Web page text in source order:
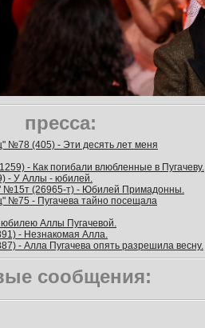
пресса:
№78 (405) - Эти десять лет меня
- Как погибали влюбленные в Пугачеву.
- У Аллы - юбилей.
№15т (26965-т) - Юбилей Примадонны.
№75 - Пугачева тайно посещала
Аллы Пугачевой.
- Незнакомая Алла.
- Алла Пугачева опять разрешила весну.
сообщения: